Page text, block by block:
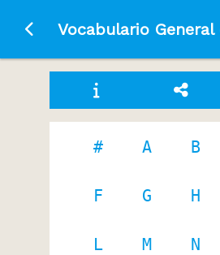
Ir a la página principal
Vocabulario
# A B
F G H
L M N